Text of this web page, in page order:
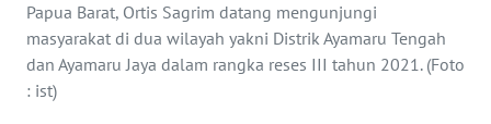
Papua Barat, Ortis Sagrim datang mengunjungi
masyarakat di dua wilayah yakni Distrik Ayamaru Tengah
dan Ayamaru Jaya dalam rangka reses III tahun 2021. (Foto
: ist)
TENTANG
KAMI
PEDOMAN